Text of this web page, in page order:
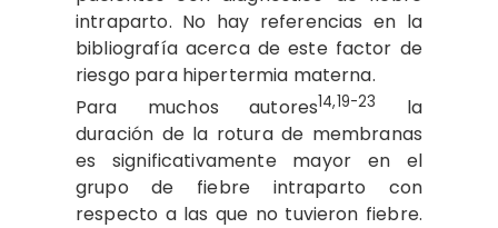
intraparto. No hay referencias en la
bibliografía acerca de este factor de
riesgo para hipertermia materna.
Para muchos autores14,19-23
la
duración de la rotura de membranas
es significativamente mayor en el
grupo de fiebre intraparto con
respecto a las que no tuvieron fiebre.